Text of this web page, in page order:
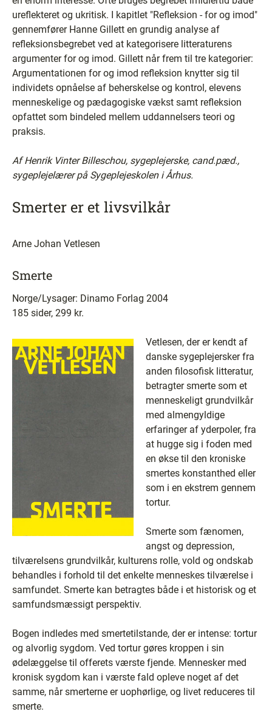
ureflekteret og ukritisk. I kapitlet "Refleksion - for og imod"
gennemfører Hanne Gillett en grundig analyse af
refleksionsbegrebet ved at kategorisere litteraturens
argumenter for og imod. Gillett når frem til tre kategorier:
Argumentationen for og imod refleksion knytter sig til
individets opnåelse af beherskelse og kontrol, elevens
menneskelige og pædagogiske vækst samt refleksion
opfattet som bindeled mellem uddannelsers teori og
praksis.
Af Henrik Vinter Billeschou, sygeplejerske, cand.pæd.,
sygeplejelærer på Sygeplejeskolen i Århus.
Smerter er et livsvilkår
Arne Johan Vetlesen
Smerte
Norge/Lysager: Dinamo Forlag 2004
185 sider, 299 kr.
Vetlesen, der er kendt af
danske sygeplejersker fra
anden filosofisk litteratur,
betragter smerte som et
menneskeligt grundvilkår
med almengyldige
erfaringer af yderpoler, fra
at hugge sig i foden med
en økse til den kroniske
smertes konstanthed eller
som i en ekstrem gennem
tortur.
Smerte som fænomen,
angst og depression,
tilværelsens grundvilkår, kulturens rolle, vold og ondskab
behandles i forhold til det enkelte menneskes tilværelse i
samfundet. Smerte kan betragtes både i et historisk og et
samfundsmæssigt perspektiv.
Bogen indledes med smertetilstande, der er intense: tortur
og alvorlig sygdom. Ved tortur gøres kroppen i sin
ødelæggelse til offerets værste fjende. Mennesker med
kronisk sygdom kan i værste fald opleve noget af det
samme, når smerterne er uophørlige, og livet reduceres til
smerte.